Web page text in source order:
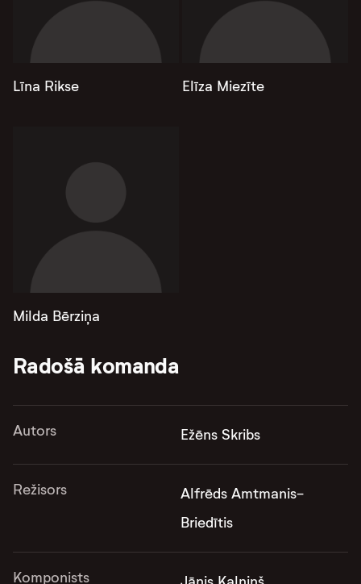
Līna Rikse Elīza Miezīte
Milda Bērziņa
Radošā komanda
Autors Ežēns Skribs
Režisors
Alfrēds Amtmanis-
Briedītis
Komponists